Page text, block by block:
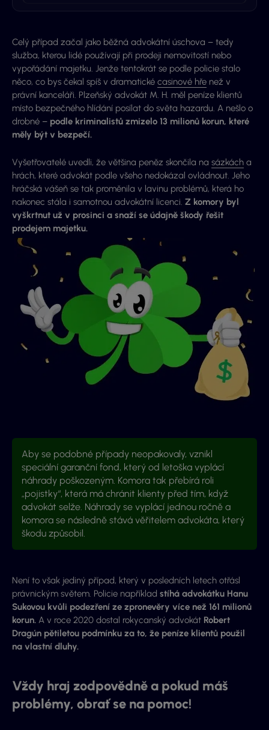
Celý případ začal jako běžná advokátní úschova – tedy
služba, kterou lidé používají při prodeji nemovitostí nebo
vypořádání majetku. Jenže tentokrát se podle policie stalo
něco, co bys čekal spíš v dramatické casinové hře než v
právní kanceláři. Plzeňský advokát M. H. měl peníze klientů
místo bezpečného hlídání posílat do světa hazardu. A nešlo o
drobné – podle kriminalistů zmizelo 13 milionů korun, které
měly být v bezpečí.
Vyšetřovatelé uvedli, že většina peněz skončila na sázkách a
hrách, které advokát podle všeho nedokázal ovládnout. Jeho
hráčská vášeň se tak proměnila v lavinu problémů, která ho
nakonec stála i samotnou advokátní licenci. Z komory byl
vyškrtnut už v prosinci a snaží se údajně škody řešit
prodejem majetku.
Aby se podobné případy neopakovaly, vznikl
speciální garanční fond, který od letoška vyplácí
náhrady poškozeným. Komora tak přebírá roli
„pojistky“, která má chránit klienty před tím, když
advokát selže. Náhrady se vyplácí jednou ročně a
komora se následně stává věřitelem advokáta, který
škodu způsobil.
Není to však jediný případ, který v posledních letech otřásl
právnickým světem. Policie například stíhá advokátku Hanu
Sukovou kvůli podezření ze zpronevěry více než 161 milionů
korun. A v roce 2020 dostal rokycanský advokát Robert
Dragún pětiletou podmínku za to, že peníze klientů použil
na vlastní dluhy.
Vždy hraj zodpovědně a pokud máš
problémy, obrať se na pomoc!